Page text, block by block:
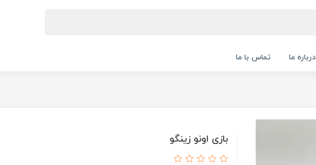
درباره ما تماس با ما
بازی اونو زینگو